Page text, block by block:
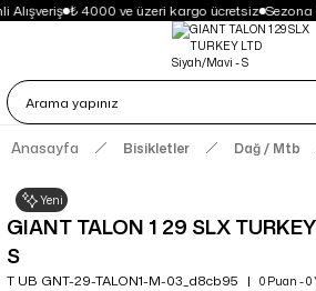
Alışveriş ₺ 4000 ve üzeri kargo ücretsiz Sezona
Anasayfa Bisikletler Dağ / Mtb
Yeni
GIANT TALON 1 29 SLX
S
T UB GNT-29-TALON1-M-03_d8cb95 0 Puan - 0